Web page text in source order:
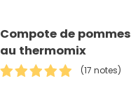
Compote de pommes
au thermomix
(17 notes)